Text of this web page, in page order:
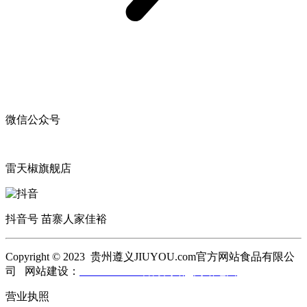
微信公众号
雷天椒旗舰店
抖音号 苗寨人家佳裕
Copyright © 2023 贵州遵义JIUYOU.com官方网站食品有限公
司 网站建设：
营业执照